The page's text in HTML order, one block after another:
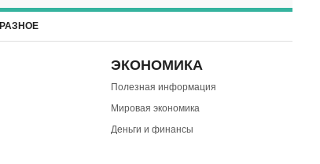
РАЗНОЕ
ЭКОНОМИКА
Полезная информация
Мировая экономика
Деньги и финансы